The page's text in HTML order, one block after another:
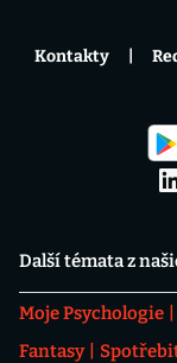
Další témata z
Moje Psychologie
Fantasy
Kontakty